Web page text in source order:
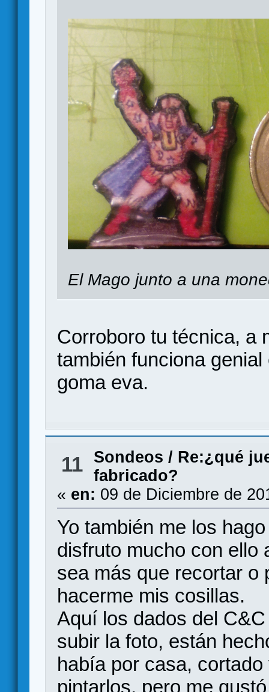
El Mago junto a una
Corroboro tu técnica, a
también funciona
goma eva.
11 Sondeos / Re:¿qué
fabricado?
« en: 09 de Diciembre de
Yo también me los
disfruto mucho con ello
sea más que recortar o
hacerme mis cosillas.
Aquí los dados del
subir la foto, están
había por casa,
pintarlos, pero me